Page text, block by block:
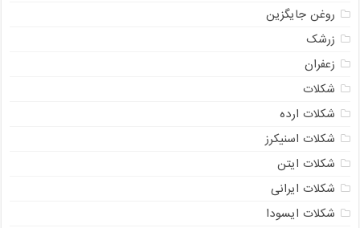
روغن جایگزین
زرشک
زعفران
شکلات
شکلات ارده
شکلات اسنیکرز
شکلات ایتن
شکلات ایرانی
شکلات ایسودا